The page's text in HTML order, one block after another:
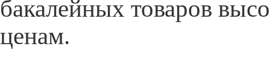
бакалейных товаров
ценам.